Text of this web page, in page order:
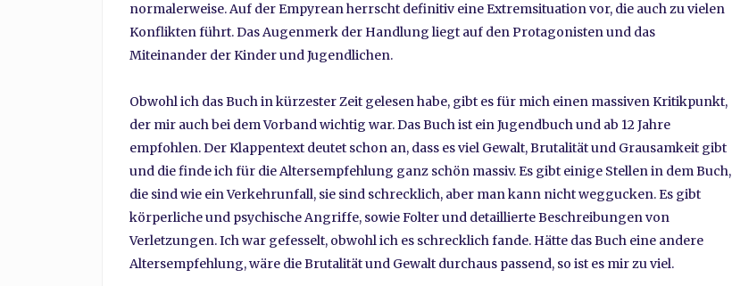
normalerweise. Auf der Empyrean herrscht definitiv eine Extremsituation vor, die auch zu vielen
Konflikten führt. Das Augenmerk der Handlung liegt auf den Protagonisten und das
Miteinander der Kinder und Jugendlichen.
Obwohl ich das Buch in kürzester Zeit gelesen habe, gibt es für mich einen massiven Kritikpunkt,
der mir auch bei dem Vorband wichtig war. Das Buch ist ein Jugendbuch und ab 12 Jahre
empfohlen. Der Klappentext deutet schon an, dass es viel Gewalt, Brutalität und Grausamkeit gibt
und die finde ich für die Altersempfehlung ganz schön massiv. Es gibt einige Stellen in dem Buch,
die sind wie ein Verkehrunfall, sie sind schrecklich, aber man kann nicht weggucken. Es gibt
körperliche und psychische Angriffe, sowie Folter und detaillierte Beschreibungen von
Verletzungen. Ich war gefesselt, obwohl ich es schrecklich fande. Hätte das Buch eine andere
Altersempfehlung, wäre die Brutalität und Gewalt durchaus passend, so ist es mir zu viel.